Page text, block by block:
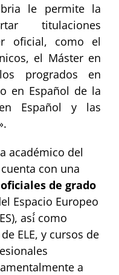
le permite la
titulaciones
oficial, como el
el Máster en
progrados en
en Español de la
Español y las
académico del
con una
de grado
Espacio Europeo
así́ como
ELE, y cursos de
a